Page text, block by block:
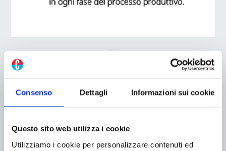
Consenso Dettagli Informazioni sui cookie
Questo sito web utilizza i cookie
Utilizziamo i cookie per personalizzare contenuti ed
ADV